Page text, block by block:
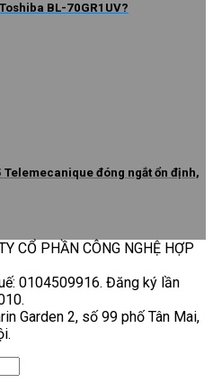
BL-70GR1UV?
Telemecanique đóng ngắt ổn định,
CỔ PHẦN CÔNG NGHỆ HỢP
0104509916. Đăng ký lần
Garden 2, số 99 phố Tân Mai,